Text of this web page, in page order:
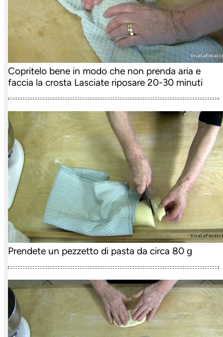
Copritelo bene in modo che non prenda aria e
faccia la crosta Lasciate riposare 20-30 minuti
Prendete un pezzetto di pasta da circa 80 g